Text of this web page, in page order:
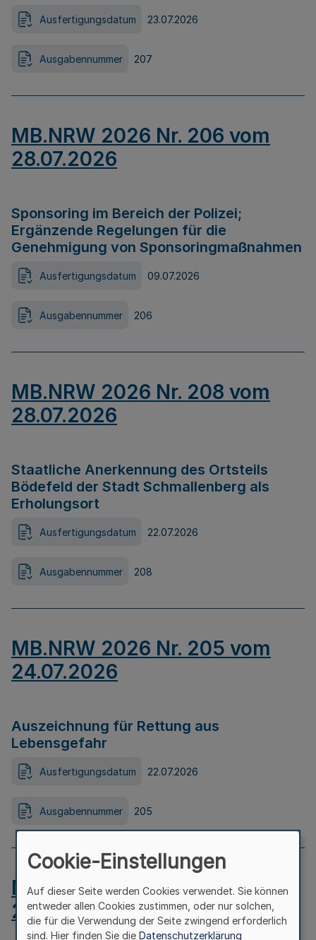
Ausfertigungsdatum 23.07.2026
Ausgabennummer 207
MB.NRW 2026 Nr. 206 vom
28.07.2026
Sponsoring im Bereich der Polizei;
Ergänzende Regelungen für die
Genehmigung von Sponsoringmaßnahmen
Ausfertigungsdatum 09.07.2026
Ausgabennummer 206
MB.NRW 2026 Nr. 208 vom
28.07.2026
Staatliche Anerkennung des Ortsteils
Bödefeld der Stadt Schmallenberg als
Erholungsort
Ausfertigungsdatum 22.07.2026
Ausgabennummer 208
MB.NRW 2026 Nr. 205 vom
24.07.2026
Auszeichnung für Rettung aus
Lebensgefahr
Ausfertigungsdatum 22.07.2026
Ausgabennummer 205
MB.NRW 2026 Nr. 204 vom
24.07.2026
Cookie-Einstellungen
Auf dieser Seite werden Cookies verwendet. Sie können
entweder allen Cookies zustimmen, oder nur solchen,
die für die Verwendung der Seite zwingend erforderlich
sind. Hier finden Sie die Datenschutzerklärung